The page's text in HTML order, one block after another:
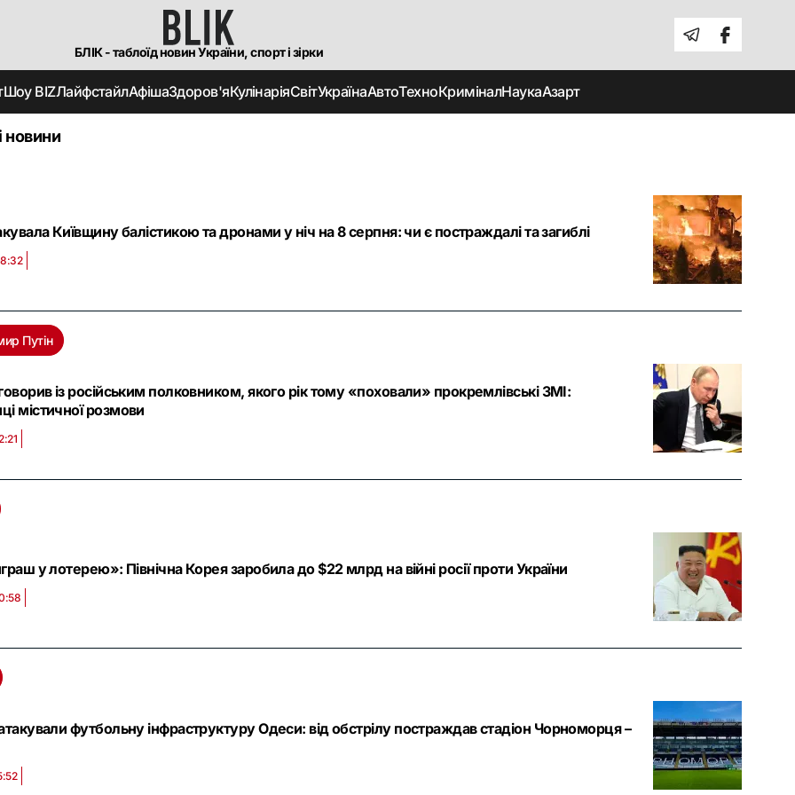
БЛІК - таблоїд новин України, спорт і зірки
Шоу BIZЛайфстайлАфішаЗдоров'яКулінаріяСвітУкраїнаАвтоТехноКриміналНаукаАзарт
новини
Київщину балістикою та дронами у ніч на 8 серпня: чи є постраждалі та загиблі
Путін
із російським полковником, якого рік тому «поховали» прокремлівські ЗМІ:
містичної розмови
у лотерею»: Північна Корея заробила до $22 млрд на війні росії проти України
футбольну інфраструктуру Одеси: від обстрілу постраждав стадіон Чорноморця –